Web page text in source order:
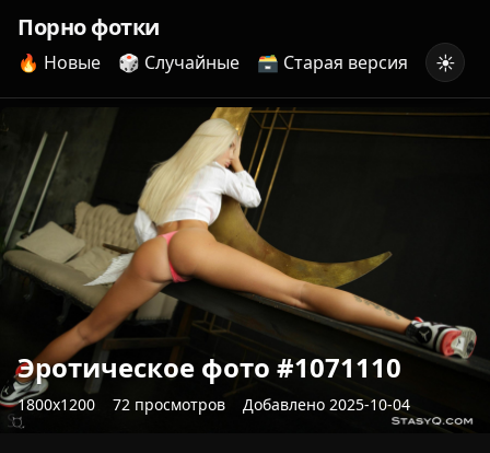
Порно фотки
🔥 Новые 🎲 Случайные 🗃️ Старая версия ☀️
Эротическое фото #1071110
1800x1200 72 просмотров Добавлено 2025-10-04